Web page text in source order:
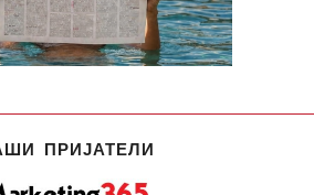
ПРИЈАТЕЛИ